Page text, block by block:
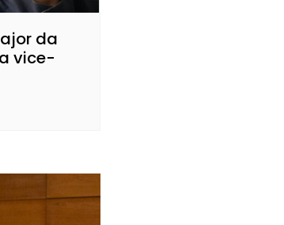
da
vice-